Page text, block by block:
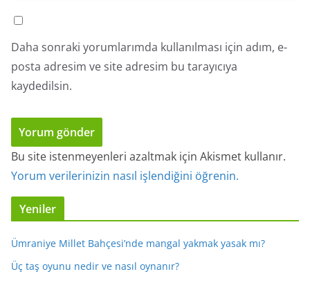
Daha sonraki yorumlarımda kullanılması için adım, e-
posta adresim ve site adresim bu tarayıcıya
kaydedilsin.
Bu site istenmeyenleri azaltmak için Akismet kullanır.
Yorum verilerinizin nasıl işlendiğini öğrenin.
Yeniler
Ümraniye Millet Bahçesi’nde mangal yakmak yasak mı?
Üç taş oyunu nedir ve nasıl oynanır?